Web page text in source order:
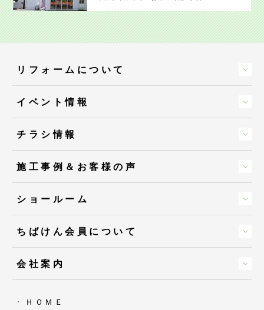
リフォームについて
イベント情報
チラシ情報
施工事例＆お客様の声
ショールーム
ちばけん会員について
会社案内
ＨＯＭＥ